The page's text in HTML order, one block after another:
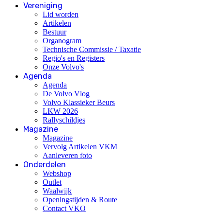
Vereniging
Lid worden
Artikelen
Bestuur
Organogram
Technische Commissie / Taxatie
Regio's en Registers
Onze Volvo's
Agenda
Agenda
De Volvo Vlog
Volvo Klassieker Beurs
LKW 2026
Rallyschildjes
Magazine
Magazine
Vervolg Artikelen VKM
Aanleveren foto
Onderdelen
Webshop
Outlet
Waalwijk
Openingstijden & Route
Contact VKO